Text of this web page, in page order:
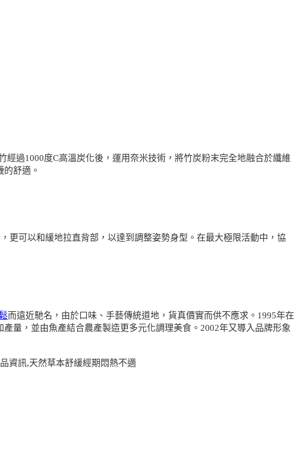
過1000度C高溫炭化後，運用奈米技術，將竹炭粉末完全地融合於纖維
舒適。
更可以和緩地拉直背部，以達到調整姿勢身型。在最大極限活動中，協
而遠近馳名，由於口味、手藝傳統道地，貨真價實而供不應求。1995年在
量，並由魚產結合農產製造更多元化調理美食。2002年又導入品牌形象
資訊,天然草本舒緩經期悶熱不適